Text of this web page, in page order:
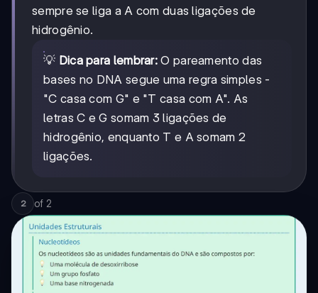
sempre se liga a A com duas ligações de
hidrogênio.
💡 Dica para lembrar: O pareamento das
bases no DNA segue uma regra simples -
"C casa com G" e "T casa com A". As
letras C e G somam 3 ligações de
hidrogênio, enquanto T e A somam 2
ligações.
2 of 2